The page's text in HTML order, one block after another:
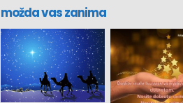
možda vas zanima